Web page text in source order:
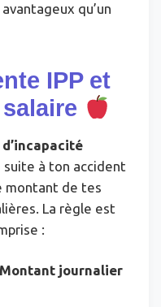
qu’un
IPP et
suite à ton accident
montant de tes
La règle est
:
journalier